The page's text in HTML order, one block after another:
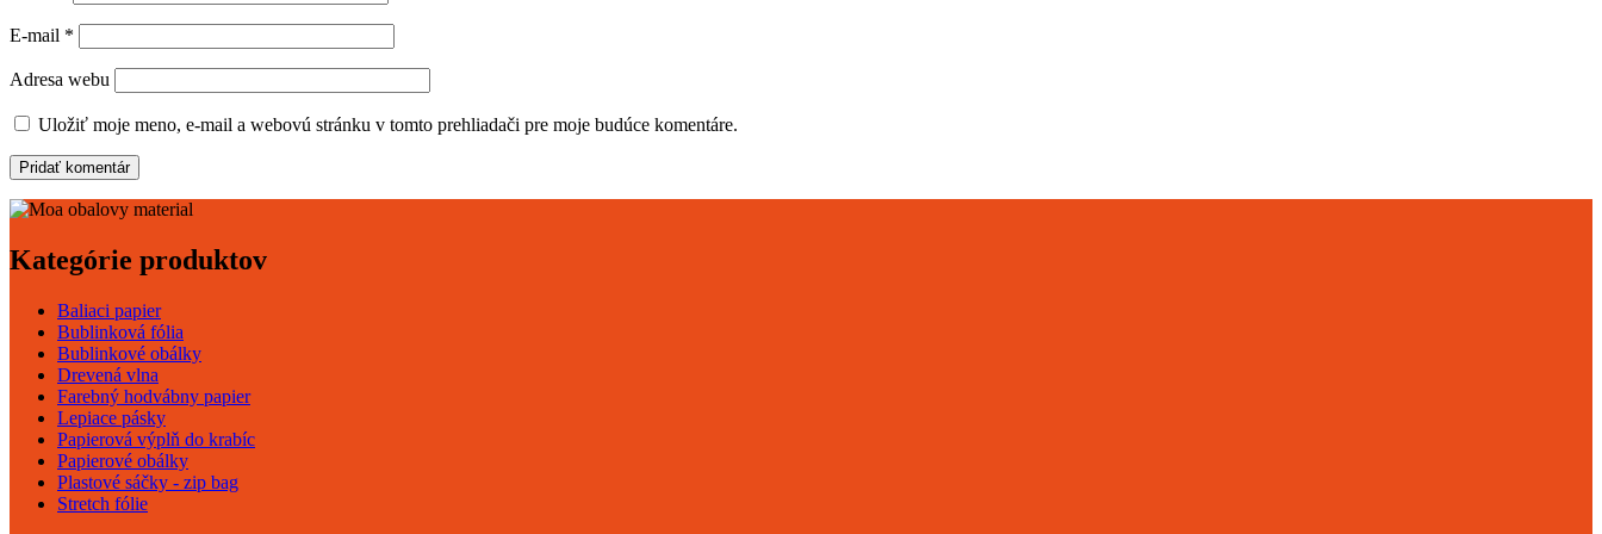
E-mail *
Adresa webu
Uložiť moje meno, e-mail a webovú stránku v tomto prehliadači pre moje budúce komentáre.
Kategórie produktov
Baliaci papier
Bublinková fólia
Bublinkové obálky
Drevená vlna
Farebný hodvábny papier
Lepiace pásky
Papierová výplň do krabíc
Papierové obálky
Plastové sáčky - zip bag
Stretch fólie